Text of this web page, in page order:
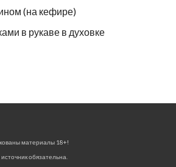
(на кефире)
в рукаве в духовке
материалы 18+!
обязательна.